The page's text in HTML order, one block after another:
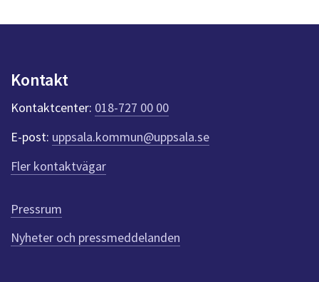
y
n
t
r
ö
e
n
n
Kontakt
Kontaktcenter: 018-727 00 00
E-post: uppsala.kommun@uppsala.se
Fler kontaktvägar
Pressrum
Nyheter och pressmeddelanden